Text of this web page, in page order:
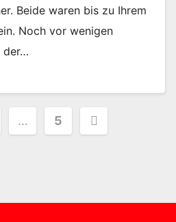
Beide waren bis zu Ihrem
Noch vor wenigen
der…
… 5